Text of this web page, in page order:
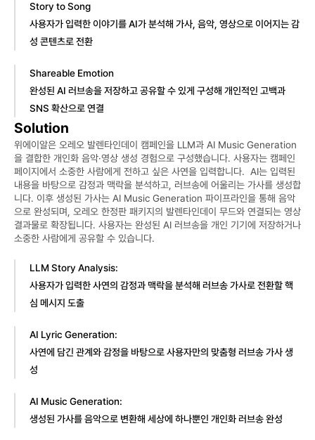
Story to Song
사용자가 입력한 이야기를 AI가 분석해 가사, 음악, 영상으로 이어지는 감
성 콘텐츠로 전환
Shareable Emotion
완성된 AI 러브송을 저장하고 공유할 수 있게 구성해 개인적인 고백과
SNS 확산으로 연결
Solution
위에이알은 오레오 발렌타인데이 캠페인을 LLM과 AI Music Generation
을 결합한 개인화 음악·영상 생성 경험으로 구성했습니다. 사용자는 캠페인
페이지에서 소중한 사람에게 전하고 싶은 사연을 입력합니다.  AI는 입력된
내용을 바탕으로 감정과 맥락을 분석하고, 러브송에 어울리는 가사를 생성합
니다. 이후 생성된 가사는 AI Music Generation 파이프라인을 통해 음악
으로 완성되며, 오레오 한정판 패키지의 발렌타인데이 무드와 연결되는 영상
결과물로 확장됩니다. 사용자는 완성된 AI 러브송을 개인 기기에 저장하거나
소중한 사람에게 공유할 수 있습니다.
LLM Story Analysis:
사용자가 입력한 사연의 감정과 맥락을 분석해 러브송 가사로 전환할 핵
심 메시지 도출
AI Lyric Generation:
사연에 담긴 관계와 감정을 바탕으로 사용자만의 맞춤형 러브송 가사 생
성
AI Music Generation:
생성된 가사를 음악으로 변환해 세상에 하나뿐인 개인화 러브송 완성